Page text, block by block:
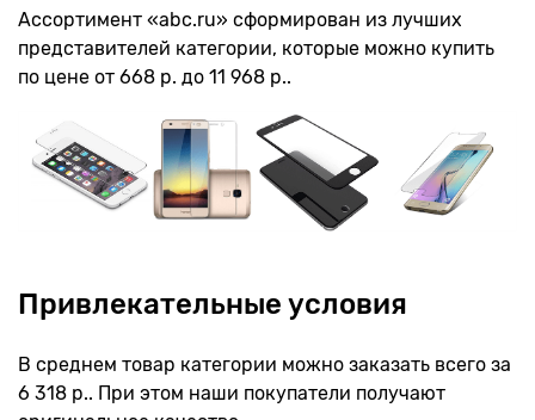
Ассортимент «abc.ru» сформирован из лучших
представителей категории, которые можно купить
по цене от 668 р. до 11 968 р..
Привлекательные условия
В среднем товар категории можно заказать всего за
6 318 р.. При этом наши покупатели получают